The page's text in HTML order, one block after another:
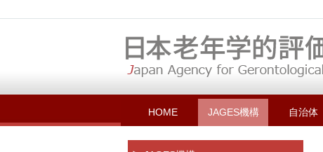
HOME JAGES機構 自治体